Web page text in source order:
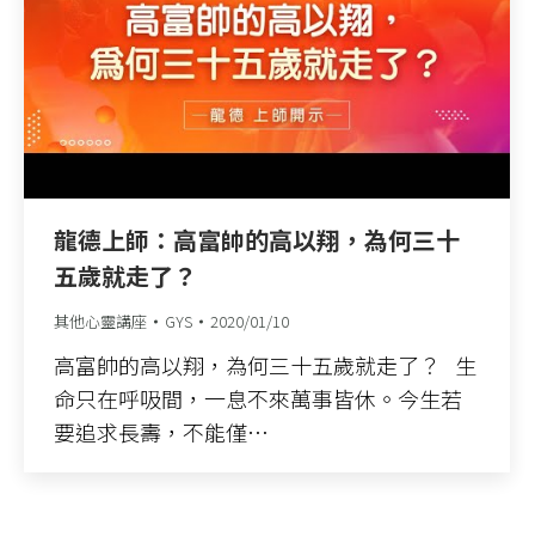
龍德上師：高富帥的高以翔，為何三十
五歲就走了？
其他心靈講座 GYS 2020/01/10
高富帥的高以翔，為何三十五歲就走了？ 生
命只在呼吸間，一息不來萬事皆休。今生若
要追求長壽，不能僅…